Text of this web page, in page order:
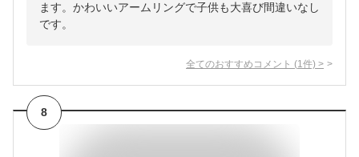
ます。かわいいアームリングで子供も大喜び間違いなし
です。
全てのおすすめコメント (1 件) >
8